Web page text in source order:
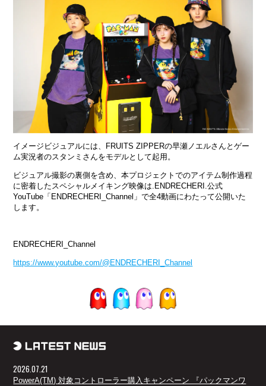
イメージビジュアルには、FRUITS ZIPPERの早瀬ノエルさんとゲー
ム実況者のスタンミさんをモデルとして起用。
ビジュアル撮影の裏側を含め、本プロジェクトでのアイテム制作過程
に密着したスペシャルメイキング映像は.ENDRECHERI.公式
YouTube「ENDRECHERI_Channel」で全4動画にわたって公開いた
します。
ENDRECHERI_Channel
https://www.youtube.com/@ENDRECHERI_Channel
2026.07.21
PowerA(TM) 対象コントローラー購入キャンペーン 『パックマンワ